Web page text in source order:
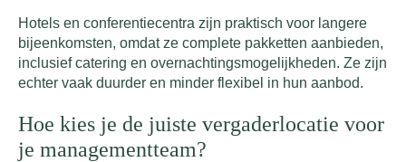
Hotels en conferentiecentra zijn praktisch voor langere
bijeenkomsten, omdat ze complete pakketten aanbieden,
inclusief catering en overnachtingsmogelijkheden. Ze zijn
echter vaak duurder en minder flexibel in hun aanbod.
Hoe kies je de juiste vergaderlocatie voor
je managementteam?